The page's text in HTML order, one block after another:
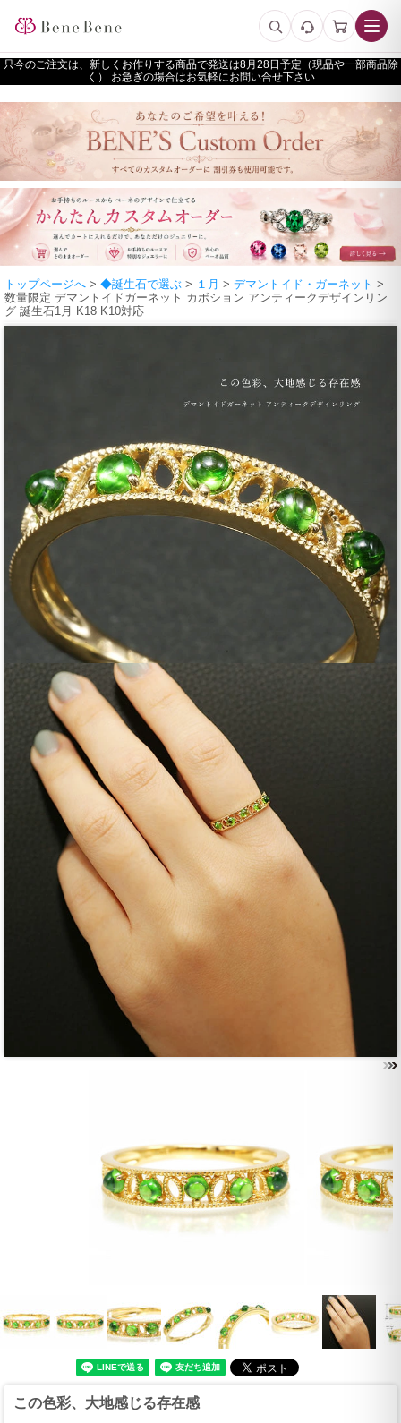
只今のご注文は、新しくお作りする商品で発送は
予定（現品や一部商品除
く） お急ぎの場合はお気軽にお問い合せ下さい
トップページへ > ◆誕生石で選ぶ > １月 > デマントイド・ガーネット >
数量限定 デマントイドガーネット カボション アンティークデザインリン
グ 誕生石1月 K18 K10対応
この色彩、大地感じる存在感